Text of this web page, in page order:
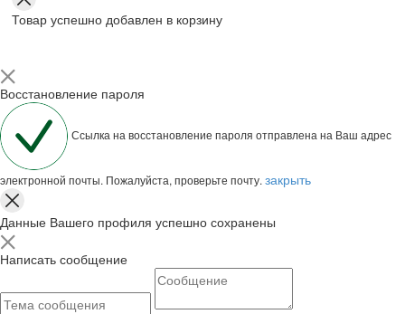
Товар успешно добавлен в корзину
Восстановление пароля
Ссылка на восстановление пароля отправлена на Ваш адрес
электронной почты. Пожалуйста, проверьте почту. закрыть
Данные Вашего профиля успешно сохранены
Написать сообщение